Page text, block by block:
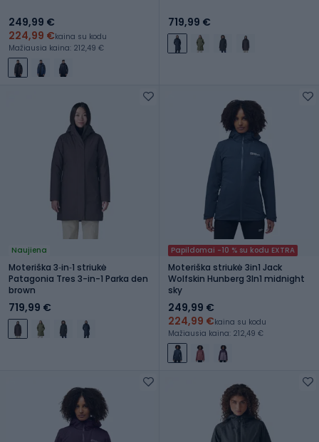
249,99 €
224,99 €kaina su kodu
Mažiausia kaina: 212,49 €
719,99 €
Naujiena
Moteriška 3‑in‑1 striukė
Patagonia Tres 3-in-1 Parka den
brown
719,99 €
Papildomai -10 % su kodu EXTRA
Moteriška striukė 3in1 Jack
Wolfskin Hunberg 3In1 midnight
sky
249,99 €
224,99 €kaina su kodu
Mažiausia kaina: 212,49 €